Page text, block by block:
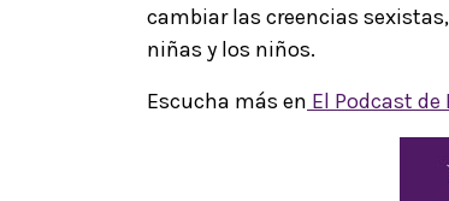
cambiar las creencias
niñas y los niños.
Escucha más en El Podcast de